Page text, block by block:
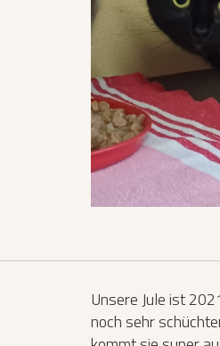
Unsere Jule ist
noch sehr